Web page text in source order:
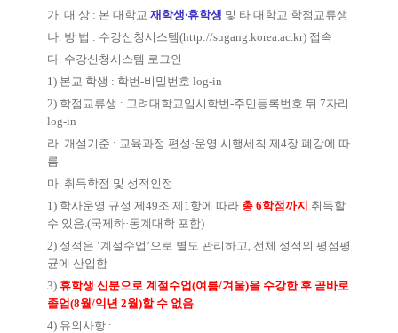
가 대 상 : 본 대학교 재학생‧휴학생 및 타 대학교 학점교류생
나 방 법 : 수강신청시스템(http://sugang.korea.ac.kr) 접속
다 수강신청시스템 로그인
1) 본교 학생 : 학번-비밀번호 log-in
2) 학점교류생 : 고려대학교임시학번-주민등록번호 뒤 7자리
log-in
라 개설기준 : 교육과정 편성 ·운영 시행세칙 제4장 폐강에 따
름
마 취득학점 및 성적인정
1) 학사운영 규정 제49조 제 1 항에 따라 총 6학점까지 취득할
수 있음 .(국제하·동계대학 포함)
2) 성적은 ‘계절수업 ’ 으로 별도 관리하고 전체 성적의 평점평
균에 산입함
3) 휴학생 신분으로 계절수업(여름/겨울)을 수강한 후 곧바로
졸업(8월/익년 2월)할 수 없음
4) 유의사항 :